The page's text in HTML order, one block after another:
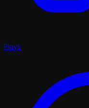
Plays